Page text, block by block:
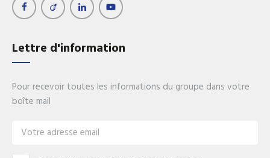
Lettre d'information
Pour recevoir toutes les informations du groupe dans votre
boîte mail